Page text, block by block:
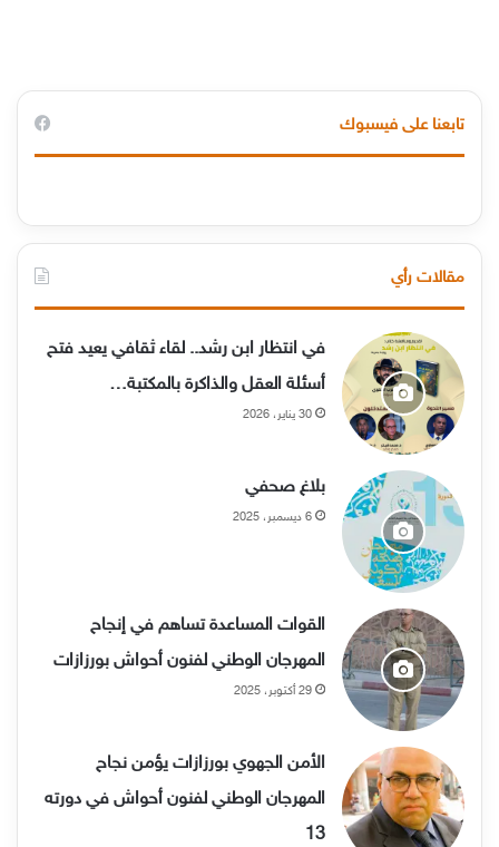
تابعنا على فيسبوك
مقالات رأي
في انتظار ابن رشد.. لقاء ثقافي يعيد فتح
أسئلة العقل والذاكرة بالمكتبة…
30 يناير، 2026
بلاغ صحفي
6 ديسمبر، 2025
القوات المساعدة تساهم في إنجاح
المهرجان الوطني لفنون أحواش بورزازات
29 أكتوبر، 2025
الأمن الجهوي بورزازات يؤمن نجاح
المهرجان الوطني لفنون أحواش في دورته
13